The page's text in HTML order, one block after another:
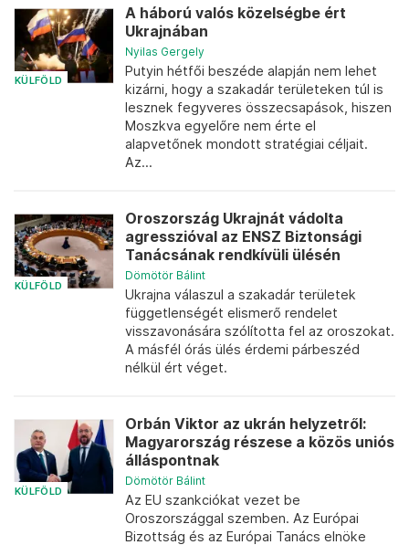
KÜLFÖLD
A háború valós közelségbe ért
Ukrajnában
Nyilas Gergely
Putyin hétfői beszéde alapján nem lehet
kizárni, hogy a szakadár területeken túl is
lesznek fegyveres összecsapások, hiszen
Moszkva egyelőre nem érte el
alapvetőnek mondott stratégiai céljait.
Az...
KÜLFÖLD
Oroszország Ukrajnát vádolta
agresszióval az ENSZ Biztonsági
Tanácsának rendkívüli ülésén
Dömötör Bálint
Ukrajna válaszul a szakadár területek
függetlenségét elismerő rendelet
visszavonására szólította fel az oroszokat.
A másfél órás ülés érdemi párbeszéd
nélkül ért véget.
KÜLFÖLD
Orbán Viktor az ukrán helyzetről:
Magyarország részese a közös uniós
álláspontnak
Dömötör Bálint
Az EU szankciókat vezet be
Oroszországgal szemben. Az Európai
Bizottság és az Európai Tanács elnöke